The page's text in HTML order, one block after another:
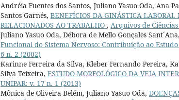
Andréia Fuentes dos Santos, Juliano Yasuo Oda, Ana
Santos Garnés, BENEFÍCIOS DA GINÁSTICA LABORAL
RELACIONADOS AO TRABALHO , Arquivos de
Juliano Yasuo Oda, Débora de Mello Gonçales
Funcional do Sistema Nervoso: Contribuição ao Estudo
6 n. 2 (2002)
Karinne Ferreira da Silva, Kleber Fernando Pereira,
Silva Teixeira, ESTUDO MORFOLÓGICO DA VEIA
UNIPAR: v. 17 n. 1 (2013)
Mônica de Oliveira Belém, Juliano Yasuo Oda,